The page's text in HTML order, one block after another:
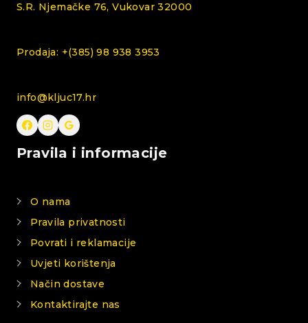
S.R. Njemačke 76, Vukovar 32000
Prodaja: +(385) 98 938 3953
info@kljuc17.hr
Pravila i informacije
O nama
Pravila privatnosti
Povrati i reklamacije
Uvjeti korištenja
Način dostave
Kontaktirajte nas